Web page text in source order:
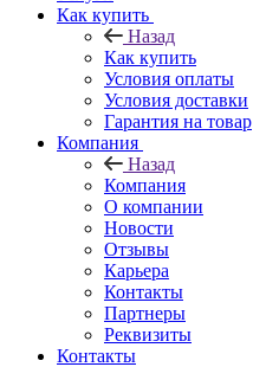
Как купить
Назад
Как купить
Условия оплаты
Условия доставки
Гарантия на товар
Компания
Назад
Компания
О компании
Новости
Отзывы
Карьера
Контакты
Партнеры
Реквизиты
Контакты